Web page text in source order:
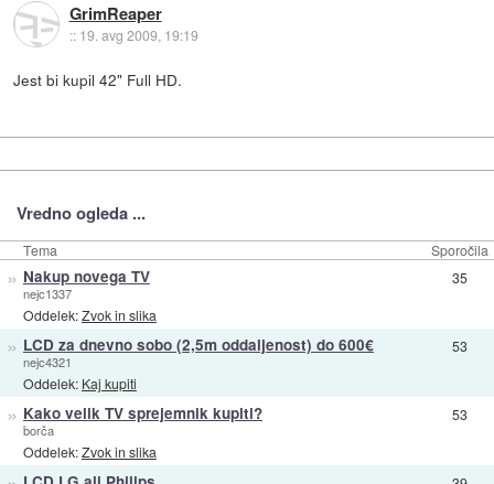
GrimReaper
:: 19. avg 2009, 19:19
Jest bi kupil 42" Full HD.
Vredno ogleda ...
Tema Sporočila
» Nakup novega TV
nejc1337
Oddelek:Zvok in slika
35
» LCD za dnevno sobo (2,5m oddaljenost) do 600€
nejc4321
Oddelek: Kaj kupiti
53
» Kako velik TV sprejemnik kupiti?
borča
Oddelek:Zvok in slika
53